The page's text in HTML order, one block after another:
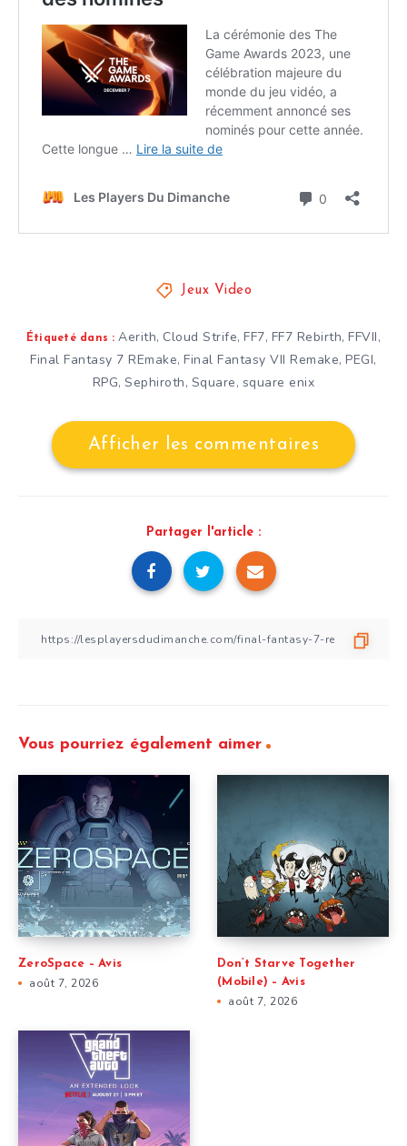
Jeux Video
Étiqueté dans : Aerith, Cloud Strife,FF7, FF7 Rebirth,FFVII,
Final Fantasy 7 REmake,Final Fantasy VII Remake,PEGI,
RPG,Sephiroth, Square, square enix
Afficher les commentaires
Partager l'article :
Vous pourriez également aimer
ZeroSpace – Avis
août 7, 2026
Don’t Starve Together
(Mobile) – Avis
août 7, 2026